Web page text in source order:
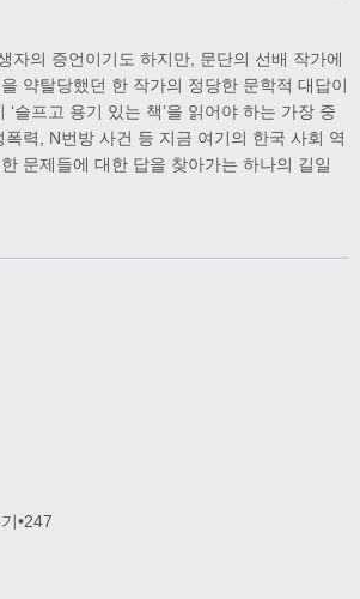
자의 증언이기도 하지만, 문단의 선배 작가에
약탈당했던 한 작가의 정당한 문학적 대답이
‘슬프고 용기 있는 책’을 읽어야 하는 가장 중
력, N번방 사건 등 지금 여기의 한국 사회 역
문제들에 대한 답을 찾아가는 하나의 길일
•247